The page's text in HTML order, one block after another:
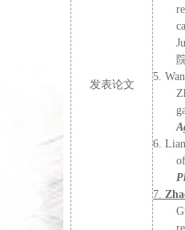
发表论文
5.
6.
7.